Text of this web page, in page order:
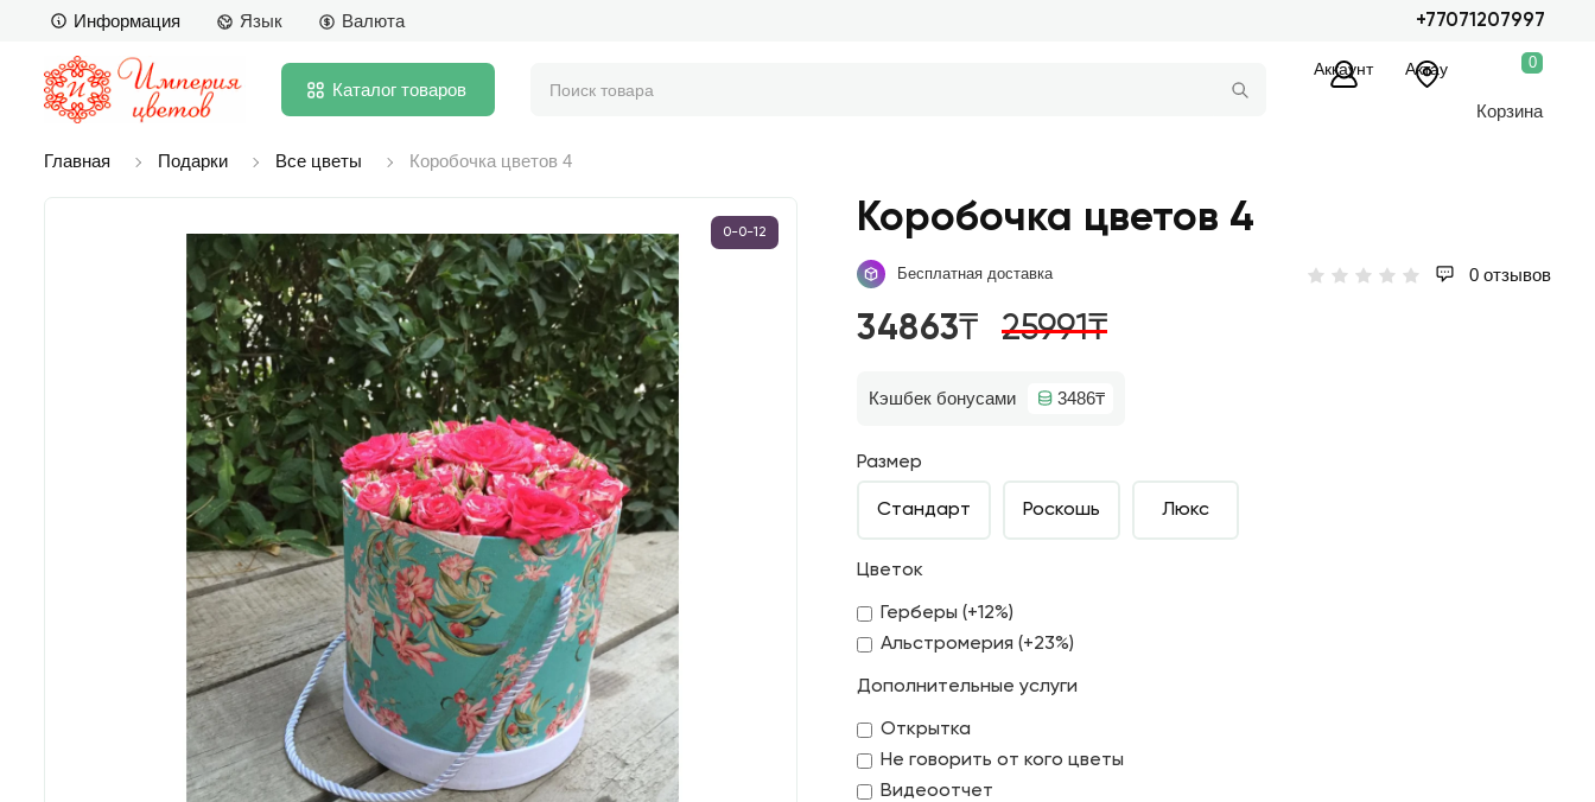
Информация Язык Валюта +77071207997
Каталог товаров
Аккаунт Актау 0
Корзина
Главная Подарки Все цветы Коробочка цветов 4
0-0-12 Коробочка цветов 4
Бесплатная доставка 0 отзывов
34863₸ 25991₸
Кэшбек бонусами 3486₸
Размер
Стандарт Роскошь Люкс
Цветок
Герберы (+12%)
Альстромерия (+23%)
Дополнительные услуги
Открытка
Не говорить от кого цветы
Видеоотчет